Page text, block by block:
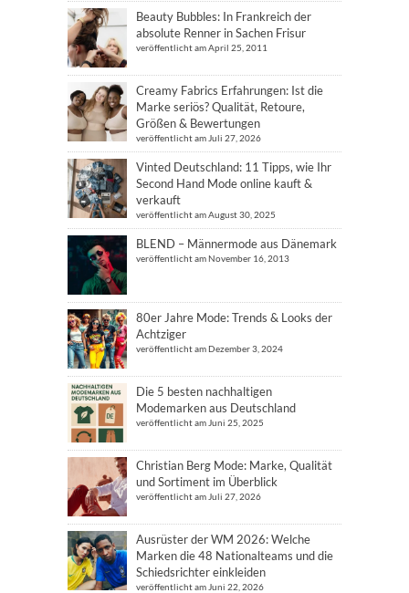
Beauty Bubbles: In Frankreich der
absolute Renner in Sachen Frisur
veröffentlicht am April 25, 2011
Creamy Fabrics Erfahrungen: Ist die
Marke seriös? Qualität, Retoure,
Größen & Bewertungen
veröffentlicht am Juli 27, 2026
Vinted Deutschland: 11 Tipps, wie Ihr
Second Hand Mode online kauft &
verkauft
veröffentlicht am August 30, 2025
BLEND – Männermode aus Dänemark
veröffentlicht am November 16, 2013
80er Jahre Mode: Trends & Looks der
Achtziger
veröffentlicht am Dezember 3, 2024
Die 5 besten nachhaltigen
Modemarken aus Deutschland
veröffentlicht am Juni 25, 2025
Christian Berg Mode: Marke, Qualität
und Sortiment im Überblick
veröffentlicht am Juli 27, 2026
Ausrüster der WM 2026: Welche
Marken die 48 Nationalteams und die
Schiedsrichter einkleiden
veröffentlicht am Juni 22, 2026